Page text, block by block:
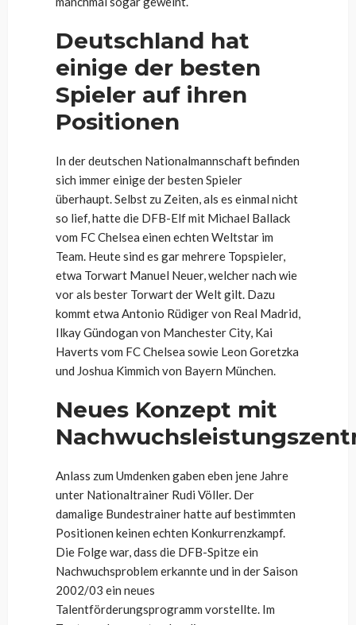
Deutschland hat
einige der besten
Spieler auf ihren
Positionen
In der deutschen Nationalmannschaft befinden
sich immer einige der besten Spieler
überhaupt. Selbst zu Zeiten, als es einmal nicht
so lief, hatte die DFB-Elf mit Michael Ballack
vom FC Chelsea einen echten Weltstar im
Team. Heute sind es gar mehrere Topspieler,
etwa Torwart Manuel Neuer, welcher nach wie
vor als bester Torwart der Welt gilt. Dazu
kommt etwa Antonio Rüdiger von Real Madrid,
Ilkay Gündogan von Manchester City, Kai
Haverts vom FC Chelsea sowie Leon Goretzka
und Joshua Kimmich von Bayern München.
Neues Konzept mit
Anlass zum Umdenken gaben eben jene Jahre
unter Nationaltrainer Rudi Völler. Der
damalige Bundestrainer hatte auf bestimmten
Positionen keinen echten Konkurrenzkampf.
Die Folge war, dass die DFB-Spitze ein
Nachwuchsproblem erkannte und in der Saison
2002/03 ein neues
Talentförderungsprogramm vorstellte. Im